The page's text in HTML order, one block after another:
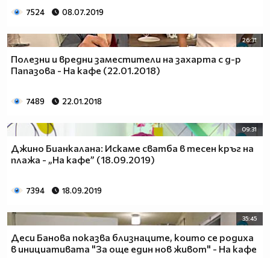
7524 08.07.2019
26:31
Полезни и вредни заместители на захарта с д-р
Папазова - На кафе (22.01.2018)
7489 22.01.2018
09:31
Джино Бианкалана: Искаме сватба в тесен кръг на
плажа - „На кафе” (18.09.2019)
7394 18.09.2019
35:45
Деси Банова показва близнаците, които се родиха
в инициативата "За още един нов живот" - На кафе